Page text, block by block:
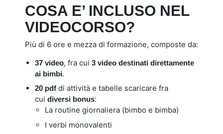
COSA E’ INCLUSO NEL
VIDEOCORSO?
Più di 6 ore e mezza di formazione, composte da:
37 video, fra cui 3 video destinati direttamente
ai bimbi.
20 pdf di attività e tabelle scaricare fra
cui diversi bonus:
La routine giornaliera (bimbo e bimba)
I verbi monovalenti